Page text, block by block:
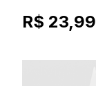
R$ 23,99